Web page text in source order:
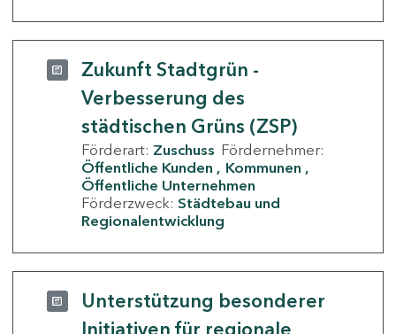
Zukunft Stadtgrün -
Verbesserung des
städtischen Grüns (ZSP)
Förderart: Zuschuss Fördernehmer:
Öffentliche Kunden
Kommunen
Öffentliche Unternehmen
Förderzweck: Städtebau und
Regionalentwicklung
Unterstützung besonderer